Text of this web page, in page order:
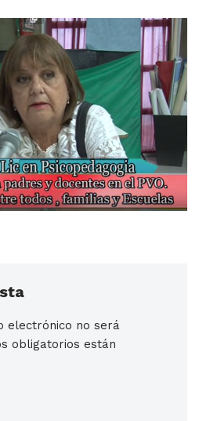
electrónico no será
obligatorios están